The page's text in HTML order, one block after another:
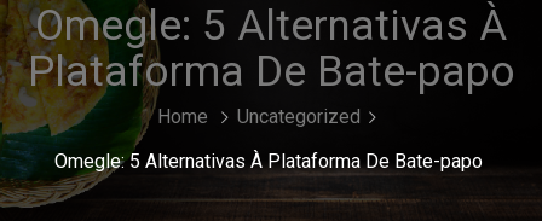
Omegle: 5 Alternativas À
Plataforma De Bate-papo
Home
Uncategorized
Omegle: 5 Alternativas À Plataforma De Bate-papo